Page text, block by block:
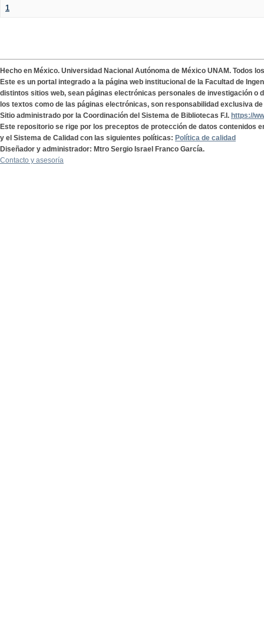
1
Hecho en México. Universidad Nacional Autónoma de México UNAM. Todos
Este es un portal integrado a la página web institucional de la Facultad de
distintos sitios web, sean páginas electrónicas personales de investigación o
los textos como de las páginas electrónicas, son responsabilidad exclusiva
Sitio administrado por la Coordinación del Sistema de Bibliotecas F.I. https://
Este repositorio se rige por los preceptos de protección de datos contenidos
y el Sistema de Calidad con las siguientes políticas: Política de calidad
Diseñador y administrador: Mtro Sergio Israel Franco García.
Contacto y asesoría